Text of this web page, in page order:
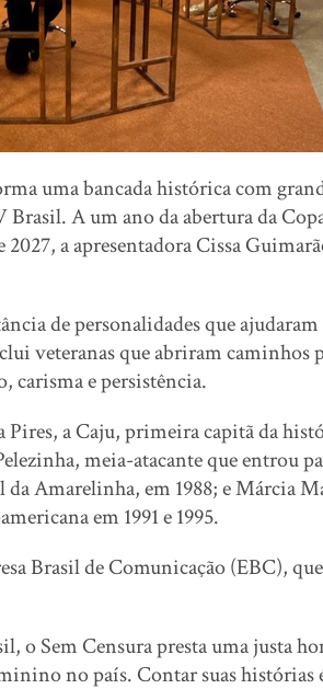
uma bancada histórica com
Brasil. A um ano da abertura da
a apresentadora Cissa
de personalidades que
veteranas que abriram caminhos
carisma e persistência.
a Caju, primeira capitã da
meia-atacante que entrou
Amarelinha, em 1988; e Márcia
em 1991 e 1995.
Brasil de Comunicação (EBC),
Sem Censura presta uma justa
no país. Contar suas histórias